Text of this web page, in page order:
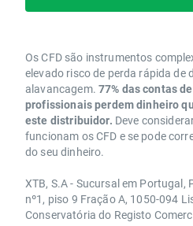
Os CFD são instrumentos
elevado risco de perda rápida de
alavancagem. 77% das contas
profissionais perdem dinheiro
este distribuidor. Deve
funcionam os CFD e se pode
do seu dinheiro.
XTB, S.A - Sucursal em Portugal,
nº1, piso 9 Fração A, 1050-094
Conservatória do Registo